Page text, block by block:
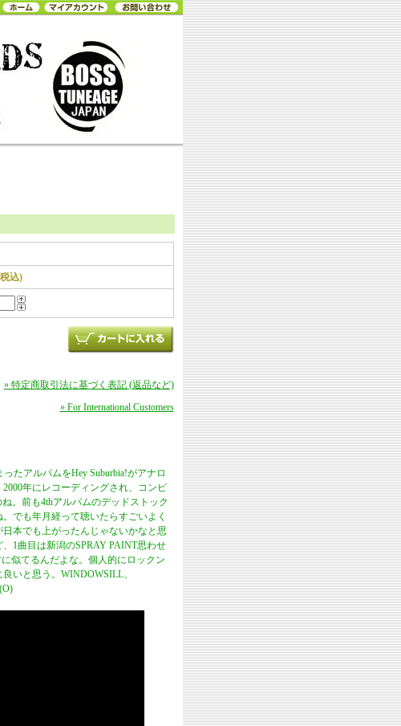
込)
» 特定商取引法に基づく表記 (返品など)
» For International Customers
たアルバムをHey Suburbia!がアナロ
年にレコーディングされ、コンピ
。前も4thアルバムのデッドストック
でも年月経って聴いたらすごいよく
本でも上がったんじゃないかなと思
1曲目は新潟のSPRAY PAINT思わせ
似てるんだよな。個人的にロックン
いと思う。WINDOWSILL、